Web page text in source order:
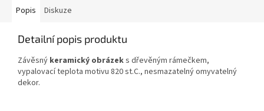
Popis Diskuze
Detailní popis produktu
Závěsný keramický obrázeks dřevěným rámečkem,
vypalovací teplota motivu 820 st.C., nesmazatelný omyvatelný
dekor.